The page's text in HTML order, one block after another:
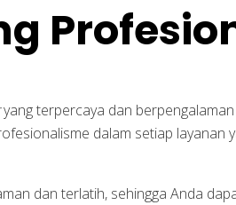
yang terpercaya dan
dalam setiap layanan
dan terlatih, sehingga Anda